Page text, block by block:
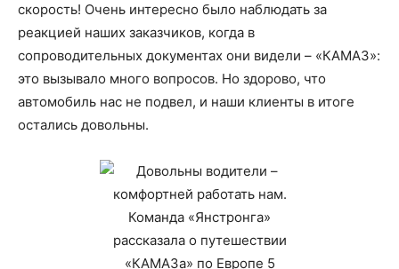
скорость! Очень интересно было наблюдать за
реакцией наших заказчиков, когда в
сопроводительных документах они видели – «КАМАЗ»:
это вызывало много вопросов. Но здорово, что
автомобиль нас не подвел, и наши клиенты в итоге
остались довольны.